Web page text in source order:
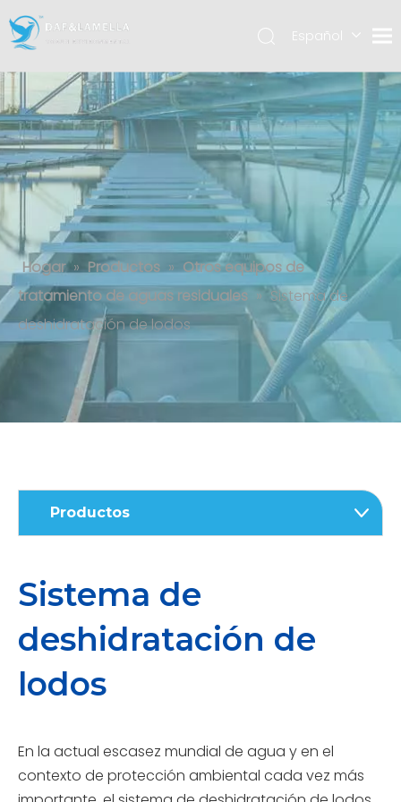
Español
العربية
Sistema de deshidratación de lodos
Hogar » Productos » Otros equipos de
tratamiento de aguas residuales » Sistema de
deshidratación de lodos
Productos
Sistema de
deshidratación de
lodos
En la actual escasez mundial de agua y en el
contexto de protección ambiental cada vez más